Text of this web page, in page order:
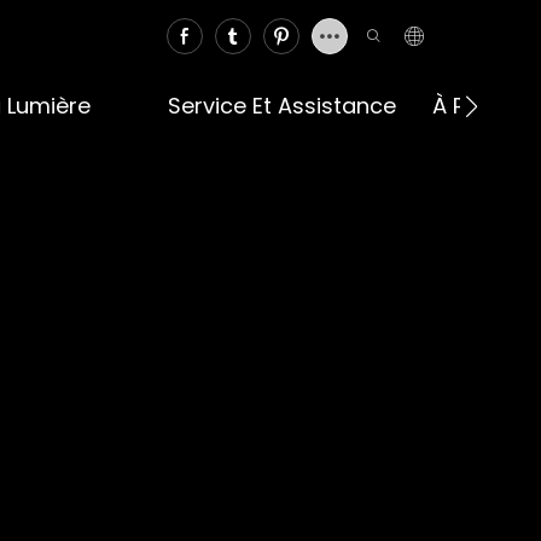
Lumière
Service Et Assistance À Propos